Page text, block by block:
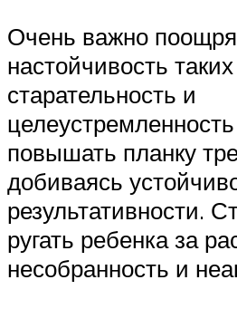
Очень важно
настойчивость
старательность и
повышать планку
добиваясь
результативности.
ругать ребенка за
несобранность и